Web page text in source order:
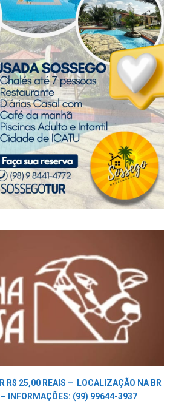
R$ 25,00 REAIS –
LOCALIZAÇÃO NA BR
INFORMAÇÕES: (99) 99644-3937